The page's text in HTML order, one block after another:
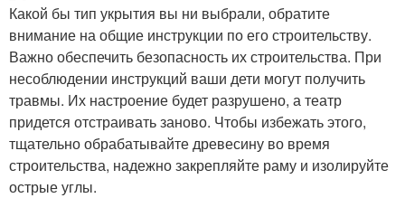
Какой бы тип укрытия вы ни выбрали, обратите
внимание на общие инструкции по его строительству.
Важно обеспечить безопасность их строительства. При
несоблюдении инструкций ваши дети могут получить
травмы. Их настроение будет разрушено, а театр
придется отстраивать заново. Чтобы избежать этого,
тщательно обрабатывайте древесину во время
строительства, надежно закрепляйте раму и изолируйте
острые углы.